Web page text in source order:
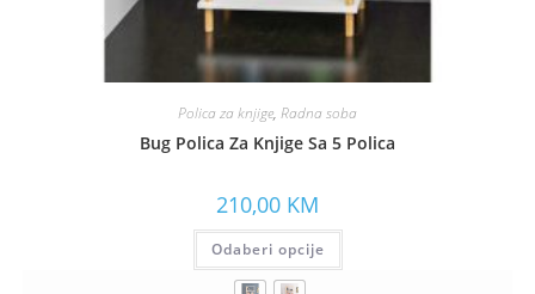
Polica za knjige, Radna soba
Bug Polica Za Knjige Sa 5 Polica
210,00 KM
Odaberi opcije